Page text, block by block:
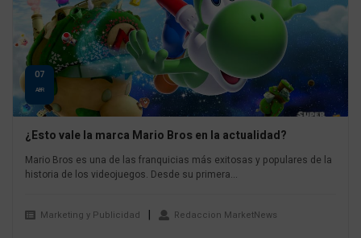
07
ABR
¿Esto vale la marca Mario Bros en la actualidad?
Mario Bros es una de las franquicias más exitosas y populares de la
historia de los videojuegos. Desde su primera...
Marketing y Publicidad Redaccion MarketNews